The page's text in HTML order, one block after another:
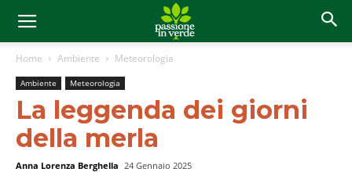
Home Ambiente Meteorologia
Ambiente Meteorologia
La leggenda dei giorni
della merla
Anna Lorenza Berghella 24 Gennaio 2025